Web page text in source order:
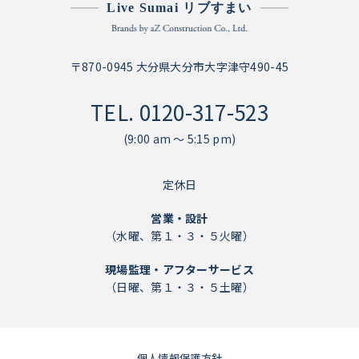
Live Sumai リブすまい
〒870-0945 大分県大分市大字津守490-45
TEL. 0120-317-523
(9:00 am ～ 5:15 pm)
定休日
営業・設計
（水曜、第１・３・５火曜）
現場監理・アフターサービス
（日曜、第１・３・５土曜）